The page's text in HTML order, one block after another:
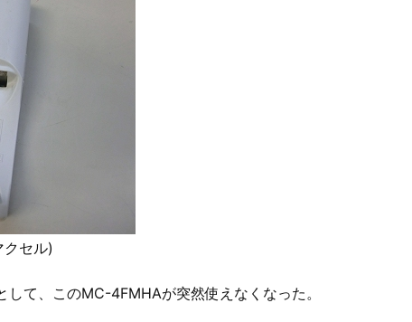
セル)
て、このMC-4FMHAが突然使えなくなった。